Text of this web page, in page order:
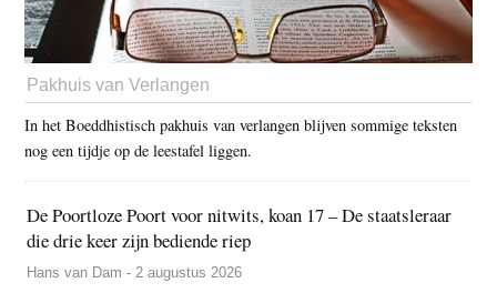
Pakhuis van Verlangen
In het Boeddhistisch pakhuis van verlangen blijven sommige teksten
nog een tijdje op de leestafel liggen.
De Poortloze Poort voor nitwits, koan 17 – De staatsleraar
die drie keer zijn bediende riep
Hans van Dam - 2 augustus 2026